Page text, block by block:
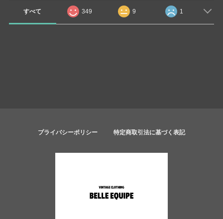
すべて 349 9 1
プライバシーポリシー 特定商取引法に基づく表記